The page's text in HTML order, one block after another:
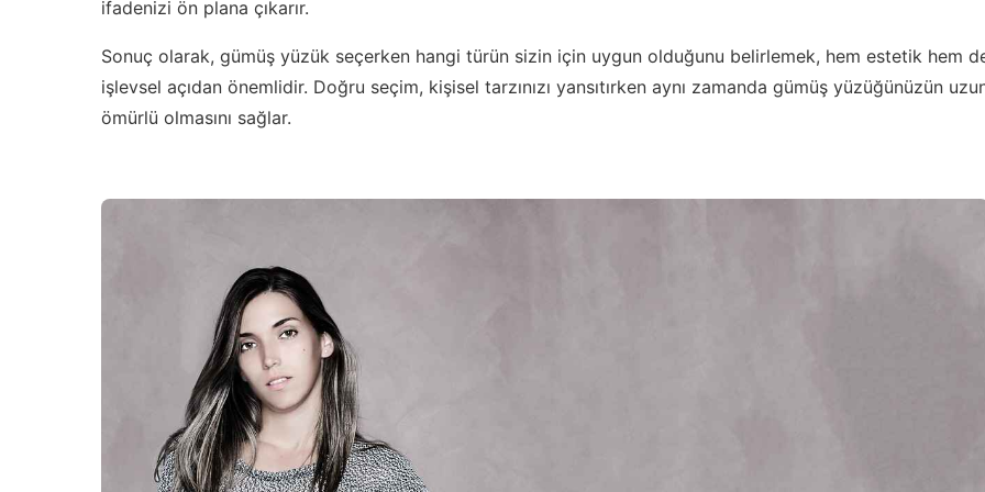
ifadenizi ön plana çıkarır.
Sonuç olarak, gümüş yüzük seçerken hangi türün sizin için uygun olduğunu belirlemek, hem estetik hem
işlevsel açıdan önemlidir. Doğru seçim, kişisel tarzınızı yansıtırken aynı zamanda gümüş yüzüğünüzün
ömürlü olmasını sağlar.